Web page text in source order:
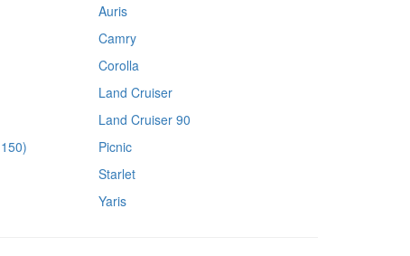
Auris
Camry
Corolla
Land Cruiser
Land Cruiser 90
Picnic
Starlet
Yaris